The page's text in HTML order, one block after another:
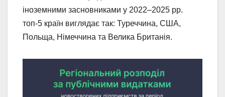
іноземними засновниками у 2022–2025 рр.
топ-5 країн виглядає так: Туреччина, США,
Польща, Німеччина та Велика Британія.